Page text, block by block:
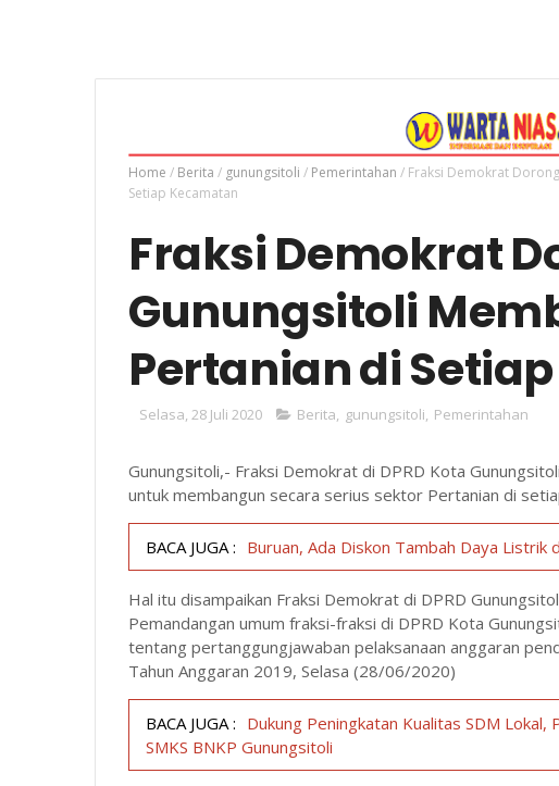
Home / Berita / gunungsitoli / Pemerintahan / Fraksi Demokrat
Setiap Kecamatan
Fraksi Demokrat
Gunungsitoli
Pertanian di
Selasa, 28 Juli 2020 Berita gunungsitoli Pemerintahan
Gunungsitoli,- Fraksi Demokrat di DPRD Kota
untuk membangun secara serius sektor Pertanian di
BACA JUGA : Buruan, Ada Diskon Tambah Daya Listrik
Hal itu disampaikan Fraksi Demokrat di DPRD
Pemandangan umum fraksi-fraksi di DPRD Kota
tentang pertanggungjawaban pelaksanaan anggaran
Tahun Anggaran 2019, Selasa (28/06/2020)
BACA JUGA : Dukung Peningkatan Kualitas SDM
SMKS BNKP Gunungsitoli